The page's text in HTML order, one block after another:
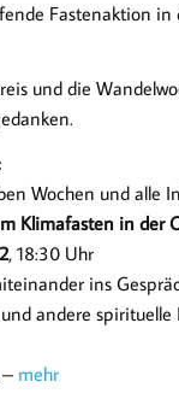
Fastenaktion
und die
Wochen und alle
Klimafasten in der
, 18:30 Uhr
ins
andere spirituelle
mehr